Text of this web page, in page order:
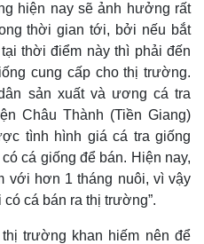
hiện nay sẽ ảnh hưởng rất
thời gian tới, bởi nếu bắt
thời điểm này thì phải đến
cung cấp cho thị trường.
sản xuất và ương cá tra
Châu Thành (Tiền Giang)
tình hình giá cá tra giống
cá giống để bán. Hiện nay,
với hơn 1 tháng nuôi, vì vậy
cá bán ra thị trường”.
trường khan hiếm nên để